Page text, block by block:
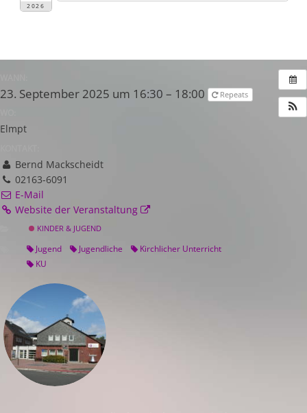
2026
23. September 2025 um 16:30 – 18:00 Repeats
Elmpt
Bernd Mackscheidt
02163-6091
E-Mail
Website der Veranstaltung
KINDER & JUGEND
Jugend Jugendliche
Kirchlicher Unterricht
KU